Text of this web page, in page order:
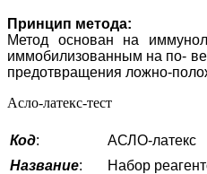
Принцип метода:
Метод основан на
иммобилизованным на по-
предотвращения ложно-
Асло-латекс-тест
Код:
АСЛО-латекс
Название:
Набор